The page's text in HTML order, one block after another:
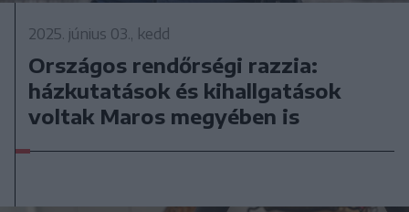
2025. június 03., kedd
Országos rendőrségi razzia:
házkutatások és kihallgatások
voltak Maros megyében is